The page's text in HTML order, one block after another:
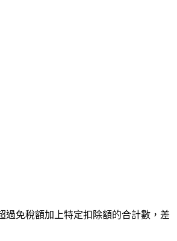
過免稅額加上特定扣除額的合計數，差